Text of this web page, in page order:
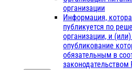
организации
Информация,
публикуется по
организации, и
опубликование
обязательным в